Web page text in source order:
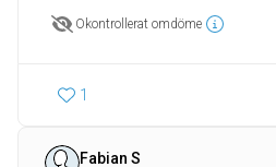
Okontrollerat omdöme
1
Fabian S